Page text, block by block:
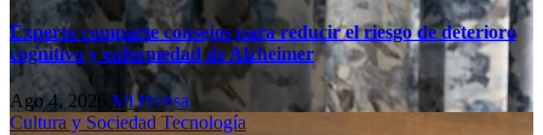
Experto comparte consejos para reducir el riesgo de deterioro
cognitivo у enfermedad de Alzheimer
Ago 4, 2026 Mi Prensa
Cultura y Sociedad Tecnología